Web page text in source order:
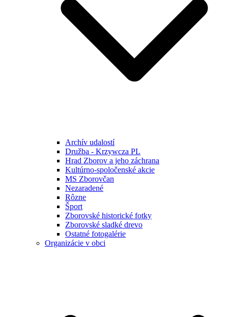
Archív udalostí
Družba - Krzywcza PL
Hrad Zborov a jeho záchrana
Kultúrno-spoločenské akcie
MS Zborovčan
Nezaradené
Rôzne
Šport
Zborovské historické fotky
Zborovské sladké drevo
Ostatné fotogalérie
Organizácie v obci